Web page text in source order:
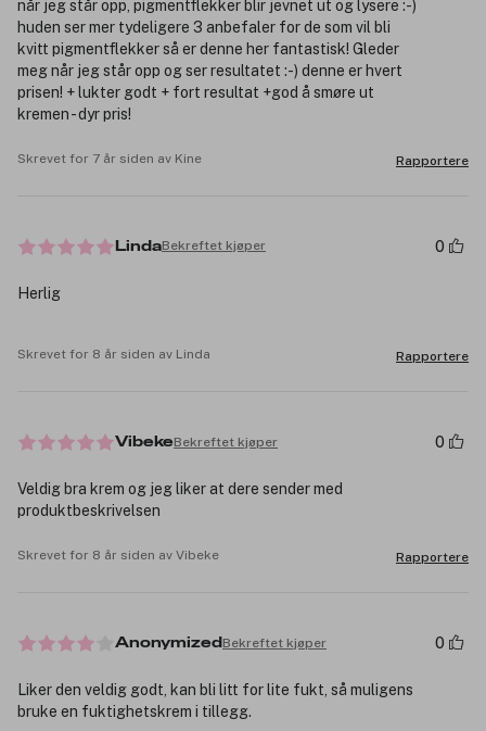
når jeg står opp, pigmentflekker blir jevnet ut og lysere :-)
huden ser mer tydeligere 3 anbefaler for de som vil bli
kvitt pigmentflekker så er denne her fantastisk! Gleder
meg når jeg står opp og ser resultatet :-) denne er hvert
prisen! + lukter godt + fort resultat +god å smøre ut
kremen - dyr pris!
Skrevet for 7 år siden av Kine Rapportere
LindaBekreftet kjøper 0
Herlig
Skrevet for 8 år siden av Linda Rapportere
VibekeBekreftet kjøper 0
Veldig bra krem og jeg liker at dere sender med
produktbeskrivelsen
Skrevet for 8 år siden av Vibeke Rapportere
Anonymized Bekreftet kjøper 0
Liker den veldig godt, kan bli litt for lite fukt, så muligens
bruke en fuktighetskrem i tillegg.